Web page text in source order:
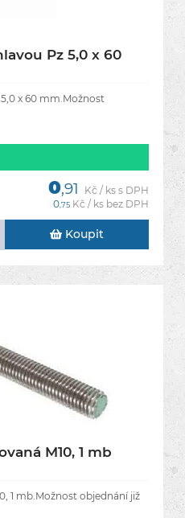
Pz 5,0 x 60
x 60 mm.Možnost
0,91
Kč / ks s DPH
0,75 Kč / ks bez DPH
Koupit
M10, 1 mb
1 mb.Možnost objednání již